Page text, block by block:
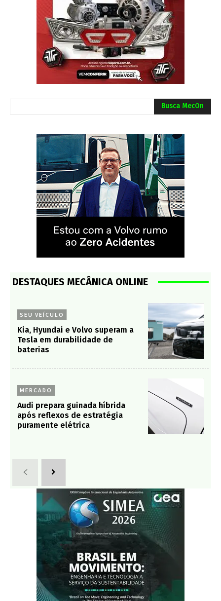
Busca MecOn
DESTAQUES MECÂNICA ONLINE
SEU VEÍCULO
Kia, Hyundai e Volvo superam a
Tesla em durabilidade de
baterias
MERCADO
Audi prepara guinada híbrida
após reflexos de estratégia
puramente elétrica